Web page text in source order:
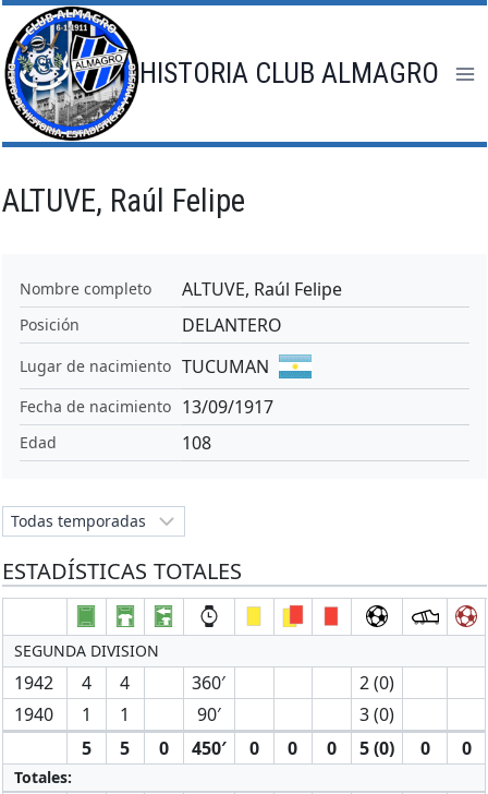
Saltar
al
contenido
HISTORIA CLUB ALMAGRO
ALTUVE, Raúl Felipe
Nombre completo ALTUVE, Raúl Felipe
Posición DELANTERO
Lugar de nacimiento TUCUMAN
Fecha de nacimiento 13/09/1917
Edad 108
ESTADÍSTICAS TOTALES
SEGUNDA DIVISION
1942 4 4 360′
2 (0)
1940
1 1 90′
3 (0)
5
5 0 450′ 0 0 0 5 (0) 0 0
Totales: